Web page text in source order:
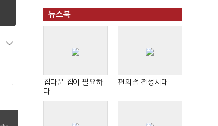
뉴스북
집다운 집이 필요하
다
편의점 전성시대